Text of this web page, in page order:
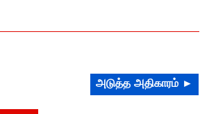
அடுத்த அதிகாரம் ►